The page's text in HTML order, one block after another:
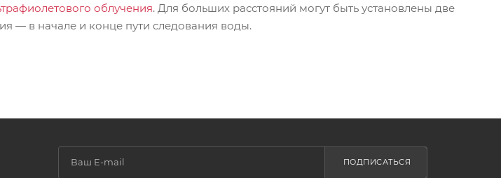
облучения. Для больших расстояний могут быть установлены две
— в начале и конце пути следования воды.
ПОДПИСАТЬСЯ